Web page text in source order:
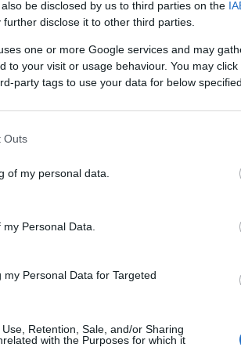
be disclosed by us to third parties on the
further disclose it to other third parties.
one or more Google services and may
to your visit or usage behaviour. You may
party tags to use your data for below
Outs
of my personal data.
Personal Data.
Personal Data for Targeted
Retention, Sale, and/or Sharing
with the Purposes for which it